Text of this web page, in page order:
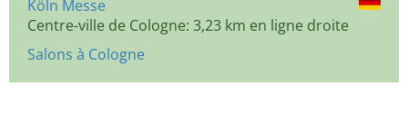
Köln Messe
Centre-ville de Cologne: 3,23 km en ligne droite
Salons à Cologne